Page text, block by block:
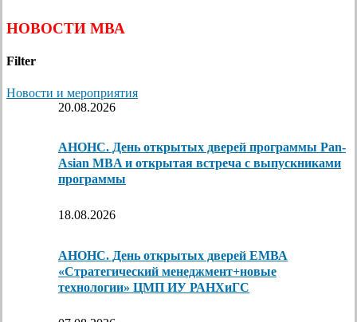
НОВОСТИ МВА
Filter
Новости и мероприятия
20.08.2026
АНОНС. День открытых дверей программы Pan-
Asian MBA и открытая встреча с выпускниками
программы
18.08.2026
АНОНС. День открытых дверей ЕМВА
«Стратегический менеджмент+новые
технологии» ЦМП ИУ РАНХиГС